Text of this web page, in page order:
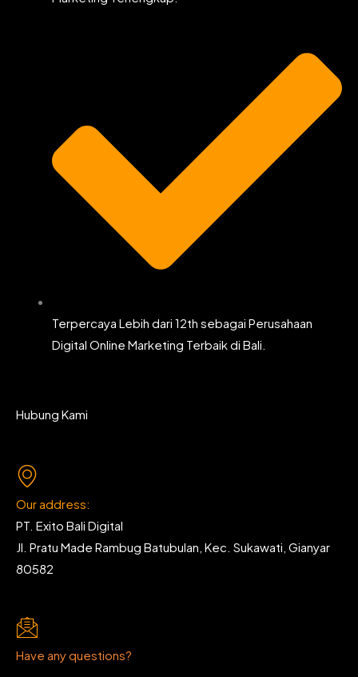
Terpercaya Lebih dari 12th sebagai Perusahaan
Digital Online Marketing Terbaik di Bali.
Hubung Kami
Our address:
PT. Exito Bali Digital
Jl. Pratu Made Rambug Batubulan, Kec. Sukawati, Gianyar
80582
Have any questions?